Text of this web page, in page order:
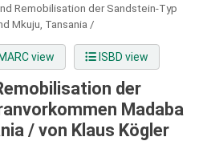
Remobilisation der Sandstein-Typ
Mkuju, Tansania /
view ISBD view
der
Madaba
/ von Klaus Kögler